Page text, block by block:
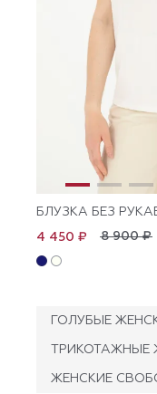
БЛУЗКА БЕЗ
8 900 ₽
4 450 ₽
ГОЛУБЫЕ
ТРИКОТАЖНЫЕ
ЖЕНСКИЕ